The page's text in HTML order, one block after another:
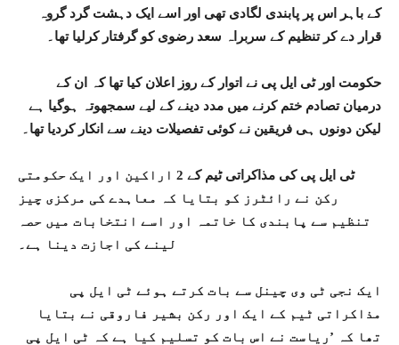
کے باہر اس پر پابندی لگادی تھی اور اسے ایک دہشت گرد گروہ
قرار دے کر تنظیم کے سربراہ سعد رضوی کو گرفتار کرلیا تھا۔
حکومت اور ٹی ایل پی نے اتوار کے روز اعلان کیا تھا کہ ان کے
درمیان تصادم ختم کرنے میں مدد دینے کے لیے سمجھوتہ ہوگیا ہے
لیکن دونوں ہی فریقین نے کوئی تفصیلات دینے سے انکار کردیا تھا۔
ٹی ایل پی کی مذاکراتی ٹیم کے 2 اراکین اور ایک حکومتی
رکن نے رائٹرز کو بتایا کہ معاہدے کی مرکزی چیز
تنظیم سے پابندی کا خاتمہ اور اسے انتخابات میں حصہ
لینے کی اجازت دینا ہے۔
ایک نجی ٹی وی چینل سے بات کرتے ہوئے ٹی ایل پی
مذاکراتی ٹیم کے ایک اور رکن بشیر فاروقی نے بتایا
تھا کہ ’ریاست نے اس بات کو تسلیم کیا ہے کہ ٹی ایل پی